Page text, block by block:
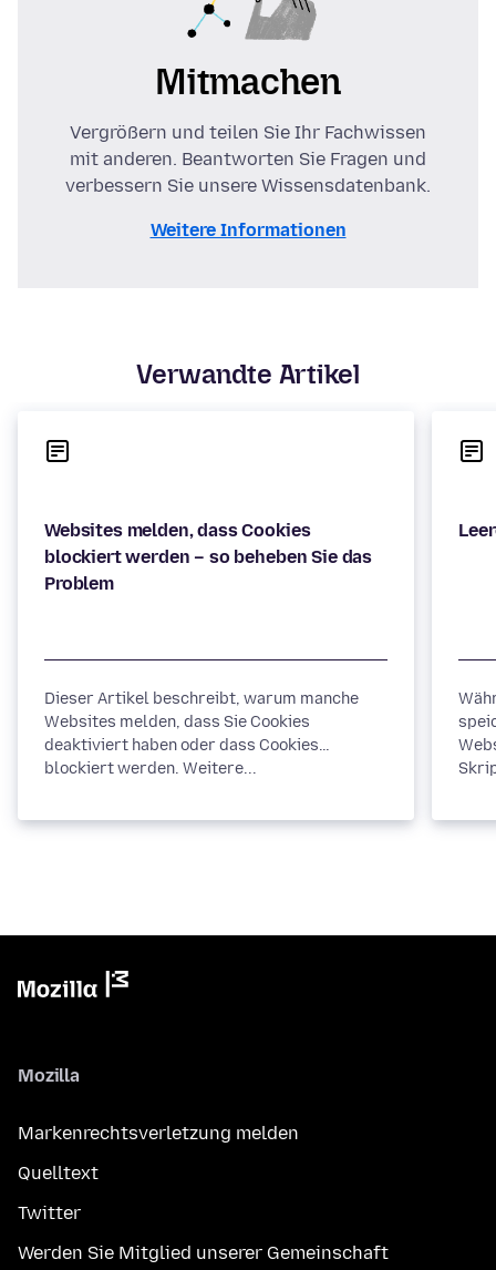
Mitmachen
Vergrößern und teilen Sie Ihr Fachwissen
mit anderen. Beantworten Sie Fragen und
verbessern Sie unsere Wissensdatenbank.
Weitere Informationen
Verwandte Artikel
Websites melden, dass Cookies
blockiert werden – so beheben Sie das
Problem
Dieser Artikel beschreibt, warum manche
Websites melden, dass Sie Cookies
deaktiviert haben oder dass Cookies
blockiert werden. Weitere...
Mozilla
Markenrechtsverletzung melden
Quelltext
Twitter
Werden Sie Mitglied unserer Gemeinschaft